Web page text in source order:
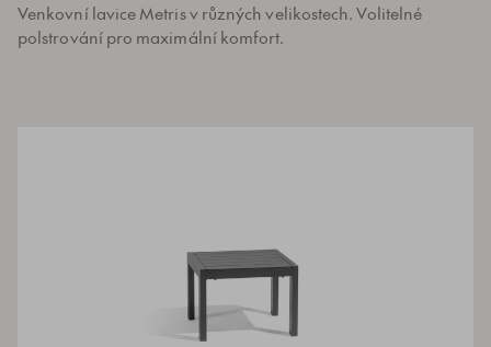
Venkovní lavice Metris v různých velikostech. Volitelné
polstrování pro maximální komfort.